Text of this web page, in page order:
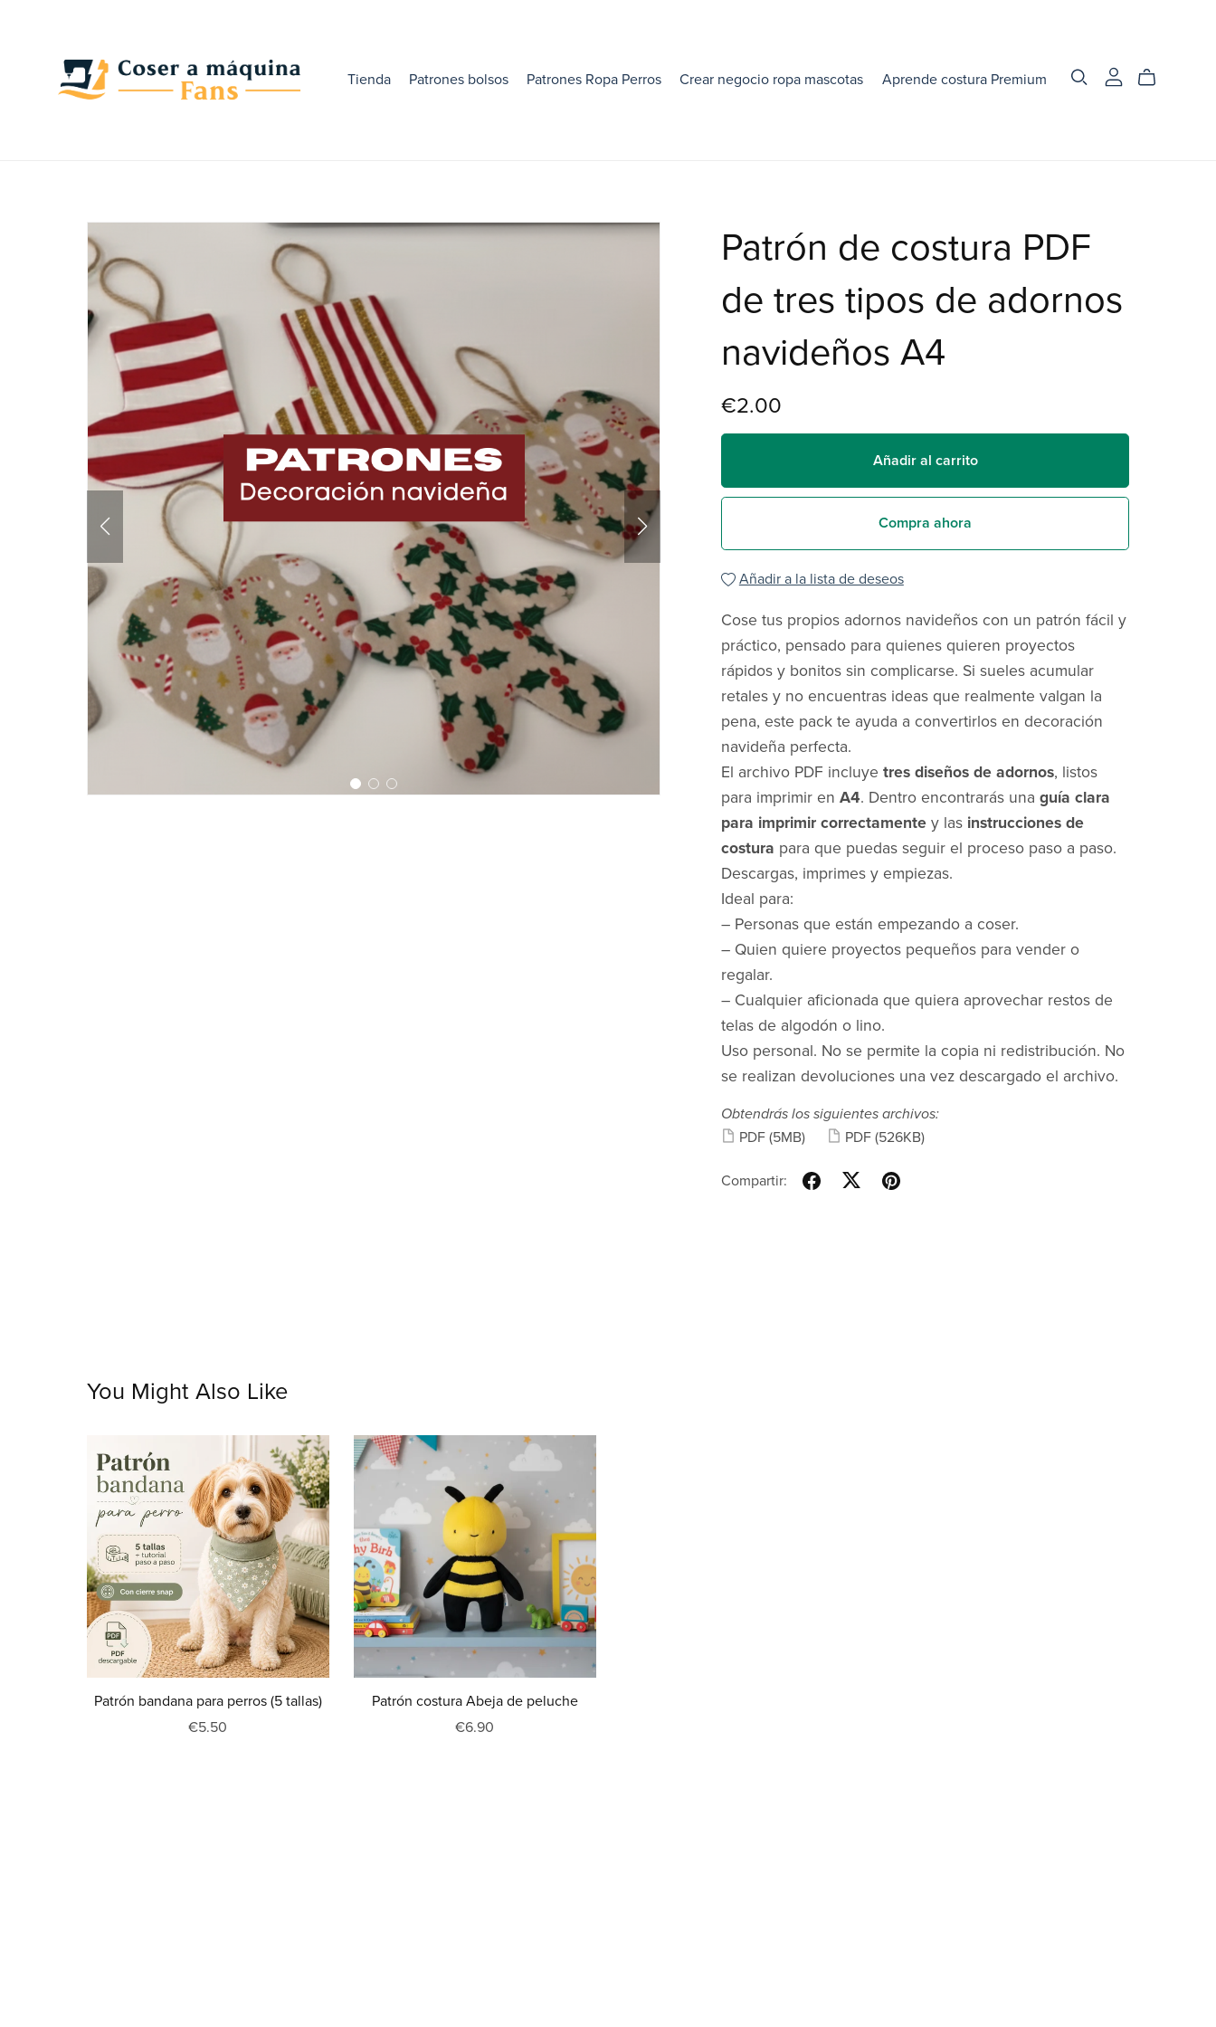
Tienda Patrones bolsos Patrones Ropa Perros Crear negocio ropa mascotas Aprende costura Premium
Patrón de costura PDF
de tres tipos de adornos
navideños A4
€2.00
Añadir al carrito
Compra ahora
Añadir a la lista de deseos
Cose tus propios adornos navideños con un patrón fácil y
práctico, pensado para quienes quieren proyectos
rápidos y bonitos sin complicarse. Si sueles acumular
retales y no encuentras ideas que realmente valgan la
pena, este pack te ayuda a convertirlos en decoración
navideña perfecta.
El archivo PDF incluye tres diseños de adornos, listos
para imprimir en A4. Dentro encontrarás una guía clara
para imprimir correctamentey las instrucciones de
costura para que puedas seguir el proceso paso a paso.
Descargas, imprimes y empiezas.
Ideal para:
– Personas que están empezando a coser.
– Quien quiere proyectos pequeños para vender o
regalar.
– Cualquier aficionada que quiera aprovechar restos de
telas de algodón o lino.
Uso personal. No se permite la copia ni redistribución. No
se realizan devoluciones una vez descargado el archivo.
Obtendrás los siguientes archivos:
PDF (5MB) PDF (526KB)
Compartir:
You Might Also Like
Patrón bandana para perros (5 tallas)
€5.50
Patrón costura Abeja de peluche
€6.90